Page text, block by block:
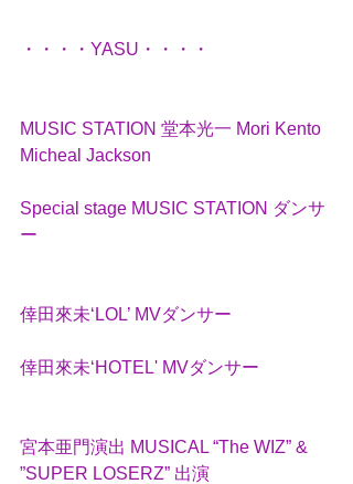
・・・・YASU・・・・
MUSIC STATION 堂本光一 Mori Kento
Micheal Jackson
Special stage MUSIC STATION ダンサ
ー
倖田來未‘LOL’ MVダンサー
倖田來未‘HOTEL' MVダンサー
宮本亜門演出 MUSICAL “The WIZ” &
”SUPER LOSERZ” 出演